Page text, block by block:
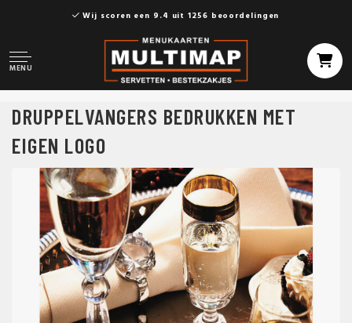
Wij scoren een 9.4 uit 1256 beoordelingen
MENU
DRUPPELVANGERS BEDRUKKEN MET
EIGEN LOGO